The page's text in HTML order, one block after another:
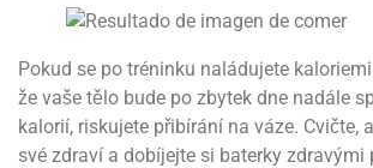
Pokud se po tréninku naládujete
že vaše tělo bude po zbytek dne nadále
kalorií, riskujete přibírání na váze. Cvičte,
své zdraví a dobíjejte si baterky zdravými